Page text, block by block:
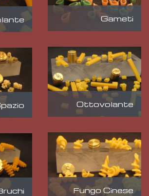
Gameti
Ottovolante
Fungo Cinese